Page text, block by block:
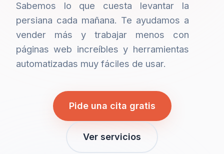
Sabemos lo que cuesta levantar la
persiana cada mañana. Te ayudamos a
vender más y trabajar menos con
páginas web increíbles y herramientas
automatizadas muy fáciles de usar.
Pide una cita gratis
Ver servicios